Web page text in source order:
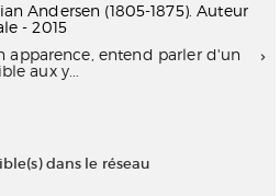
Andersen (1805-1875). Auteur
- 2015
apparence, entend parler d'un
aux y...
dans le réseau